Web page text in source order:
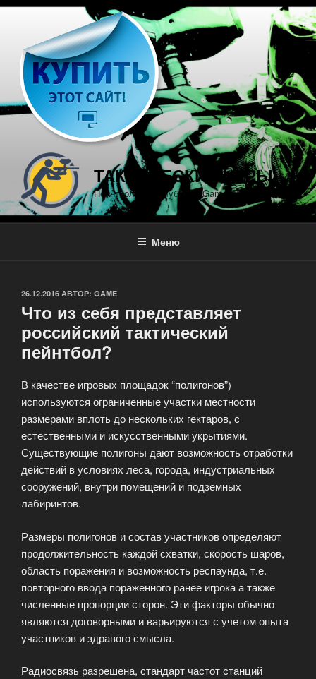
Перейти
содержимому
ТАКТИЧЕСКИЕ ИГРЫ
Пейнтбольный клуб PaintGame
Меню
ОПУБЛИКОВАНО
26.12.2016 АВТОР: GAME
Что из себя представляет
российский тактический
пейнтбол?
В качестве игровых площадок “полигонов”)
используются ограниченные участки местности
размерами вплоть до нескольких гектаров, с
естественными и искусственными укрытиями.
Существующие полигоны дают возможность отработки
действий в условиях леса, города, индустриальных
сооружений, внутри помещений и подземных
лабиринтов.
Размеры полигонов и состав участников определяют
продолжительность каждой схватки, скорость шаров,
область поражения и возможность респаунда, т.е.
повторного ввода пораженного ранее игрока а также
численные пропорции сторон. Эти факторы обычно
являются договорными и варьируются с учетом опыта
участников и здравого смысла.
Радиосвязь разрешена, стандарт частот станций